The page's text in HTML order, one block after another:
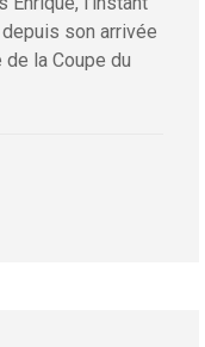
son arrivée
la Coupe du